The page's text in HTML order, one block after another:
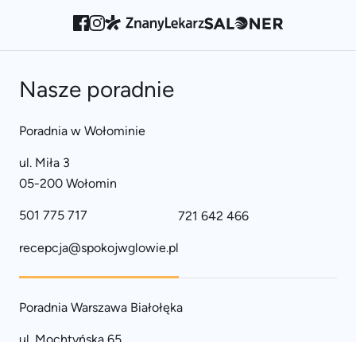
Nasze poradnie
Poradnia w Wołominie
ul. Miła 3
05-200 Wołomin
501 775 717 721 642 466
recepcja@spokojwglowie.pl
Poradnia Warszawa Białołęka